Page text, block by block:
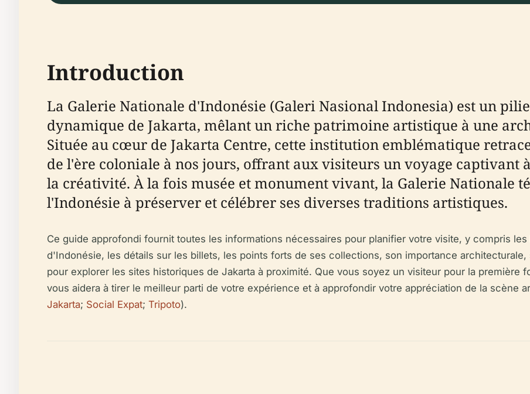
Introduction
La Galerie Nationale d'Indonésie (Galeri Nasional Indonesia) est un
dynamique de Jakarta, mêlant un riche patrimoine artistique à une
Située au cœur de Jakarta Centre, cette institution emblématique
de l'ère coloniale à nos jours, offrant aux visiteurs un voyage
la créativité. À la fois musée et monument vivant, la Galerie Nationale
l'Indonésie à préserver et célébrer ses diverses traditions artistiques.
Ce guide approfondi fournit toutes les informations nécessaires pour planifier votre visite, y compris
d'Indonésie, les détails sur les billets, les points forts de ses collections, son importance
pour explorer les sites historiques de Jakarta à proximité. Que vous soyez un visiteur pour la première
vous aidera à tirer le meilleur parti de votre expérience et à approfondir votre appréciation de la scène
Jakarta; Social Expat; Tripoto).